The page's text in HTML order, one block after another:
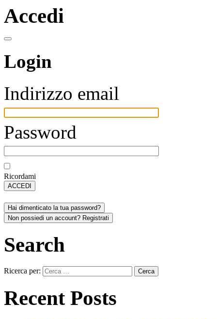
Accedi
Login
Indirizzo email
Password
Ricordami
ACCEDI
Hai dimenticato la tua password?
Non possiedi un account? Registrati
Search
Ricerca per:
Recent Posts